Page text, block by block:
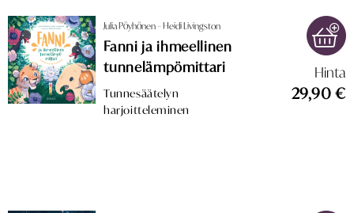
Hinta
29,90 €
Julia Pöyhönen – Heidi Livingston
Fanni ja ihmeellinen
tunnelämpömittari
Tunnesäätelyn
harjoitteleminen